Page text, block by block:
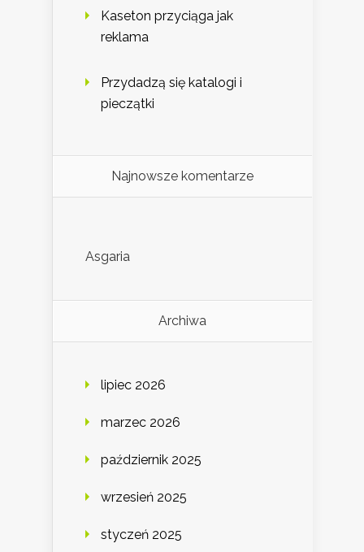
Kaseton przyciąga jak
reklama
Przydadzą się katalogi i
pieczątki
Najnowsze komentarze
Asgaria
Archiwa
lipiec 2026
marzec 2026
październik 2025
wrzesień 2025
styczeń 2025